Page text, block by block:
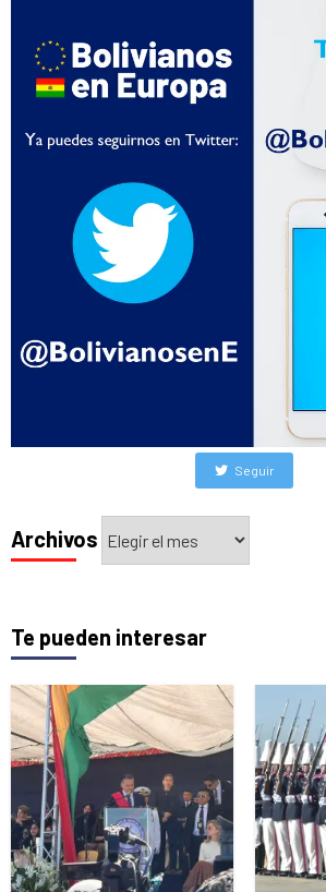
Seguir
Archivos
Archivos
Te pueden interesar